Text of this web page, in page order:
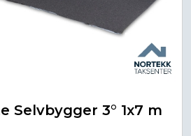
Selvbygger 3° 1x7 m